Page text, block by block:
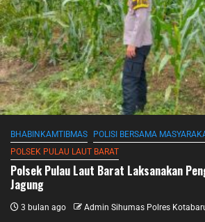
BHABINKAMTIBMAS POLISI BERSAMA
POLSEK PULAU LAUT BARAT
Polsek Pulau Laut Barat Laksanakan
Jagung
3 bulan ago Admin Sihumas Polres